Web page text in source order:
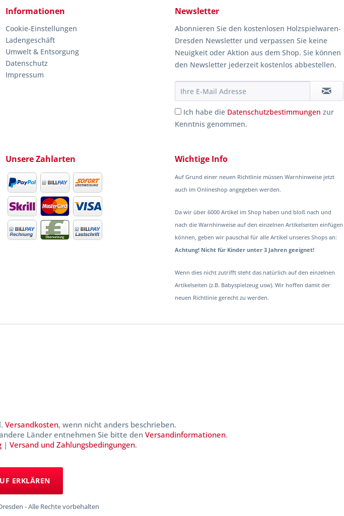
Informationen
Cookie-Einstellungen
Ladengeschäft
Umwelt & Entsorgung
Datenschutz
Impressum
Newsletter
Abonnieren Sie den kostenlosen Holzspielwaren-
Dresden Newsletter und verpassen Sie keine
Neuigkeit oder Aktion aus dem Shop. Sie können
den Newsletter jederzeit kostenlos abbestellen.
Ich habe die Datenschutzbestimmungen zur
Kenntnis genommen.
Unsere Zahlarten Wichtige Info
Auf Grund einer neuen Richtlinie müssen Warnhinweise jetzt
auch im Onlineshop angegeben werden.
Da wir über 6000 Artikel im Shop haben und bloß nach und
nach die Warnhinweise auf den einzelnen Artikelseiten einfügen
können, geben wir pauschal für alle Artikel unseres Shops an:
Achtung! Nicht für Kinder unter 3 Jahren geeignet!
Wenn dies nicht zutrifft steht das natürlich auf den einzelnen
Artikelseiten (z.B. Babyspielzeug usw). Wir hoffen damit der
neuen Richtlinie gerecht zu werden.
Versandkosten, wenn nicht anders beschrieben.
Länder entnehmen Sie bitte den Versandinformationen.
| Versand und Zahlungsbedingungen.
ERKLÄREN
- Alle Rechte vorbehalten